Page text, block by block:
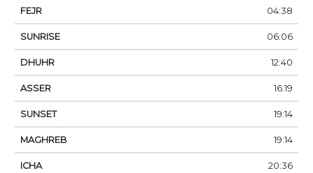
04:38
06:06
12:40
16:19
19:14
19:14
20:36